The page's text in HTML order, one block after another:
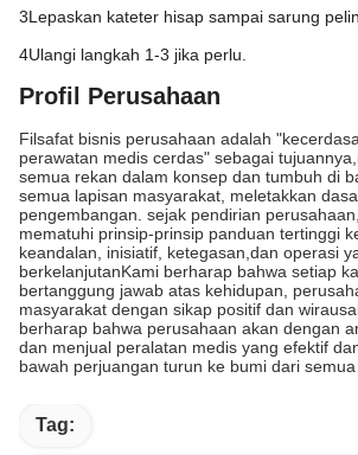
3Lepaskan kateter hisap sampai sarung
4Ulangi langkah 1-3 jika perlu.
Profil Perusahaan
Filsafat bisnis perusahaan adalah
perawatan medis cerdas" sebagai
semua rekan dalam konsep dan tumbuh di
semua lapisan masyarakat, meletakkan
pengembangan. sejak pendirian
mematuhi prinsip-prinsip panduan tertinggi
keandalan, inisiatif, ketegasan,dan operasi
berkelanjutanKami berharap bahwa setiap
bertanggung jawab atas kehidupan,
masyarakat dengan sikap positif dan
berharap bahwa perusahaan akan dengan
dan menjual peralatan medis yang efektif
bawah perjuangan turun ke bumi dari semua
Tag: